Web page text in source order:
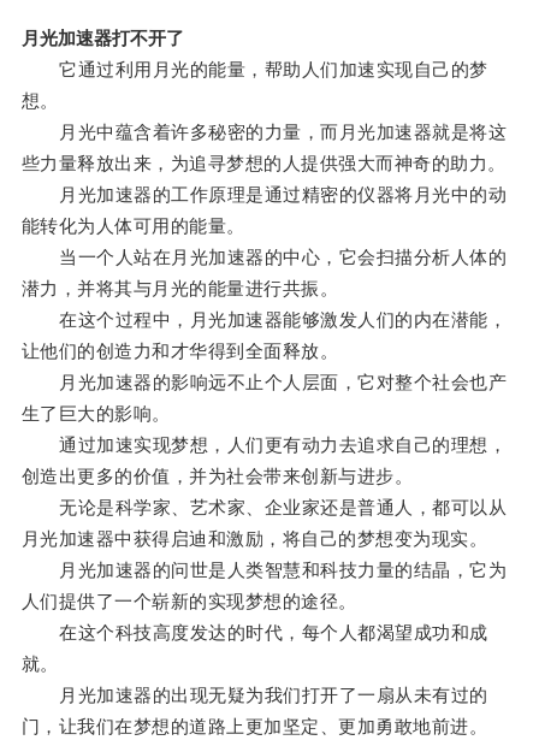
月光加速器打不开了
它通过利用月光的能量，帮助人们加速实现自己的梦
想。
月光中蕴含着许多秘密的力量，而月光加速器就是将这
些力量释放出来，为追寻梦想的人提供强大而神奇的助力。
月光加速器的工作原理是通过精密的仪器将月光中的动
能转化为人体可用的能量。
当一个人站在月光加速器的中心，它会扫描分析人体的
潜力，并将其与月光的能量进行共振。
在这个过程中，月光加速器能够激发人们的内在潜能，
让他们的创造力和才华得到全面释放。
月光加速器的影响远不止个人层面，它对整个社会也产
生了巨大的影响。
通过加速实现梦想，人们更有动力去追求自己的理想，
创造出更多的价值，并为社会带来创新与进步。
无论是科学家、艺术家、企业家还是普通人，都可以从
月光加速器中获得启迪和激励，将自己的梦想变为现实。
月光加速器的问世是人类智慧和科技力量的结晶，它为
人们提供了一个崭新的实现梦想的途径。
在这个科技高度发达的时代，每个人都渴望成功和成
就。
月光加速器的出现无疑为我们打开了一扇从未有过的
门，让我们在梦想的道路上更加坚定、更加勇敢地前进。